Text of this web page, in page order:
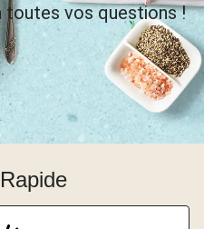
toutes vos questions !